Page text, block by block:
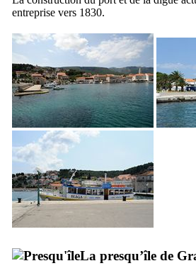
entreprise vers 1830.
La presqu’île de